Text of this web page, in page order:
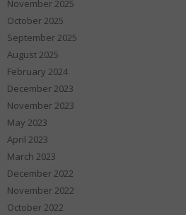
November 2025
October 2025
September 2025
August 2025
February 2024
December 2023
November 2023
May 2023
April 2023
March 2023
December 2022
November 2022
October 2022